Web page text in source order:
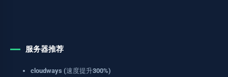
服务器推荐
cloudways (速度提升300%)